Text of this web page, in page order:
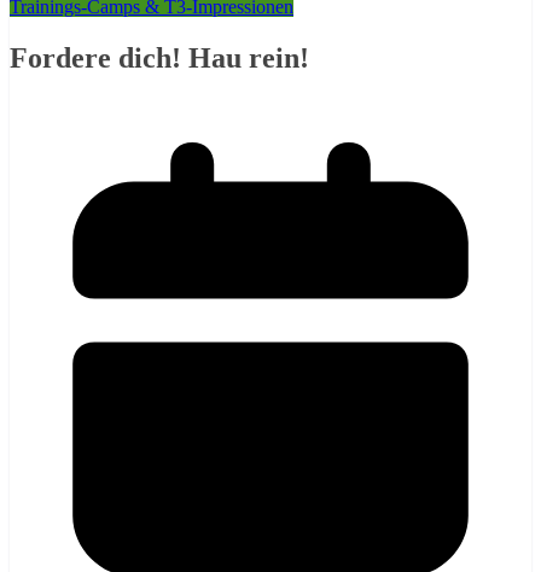
Trainings-Camps & T3-Impressionen
Fordere dich! Hau rein!